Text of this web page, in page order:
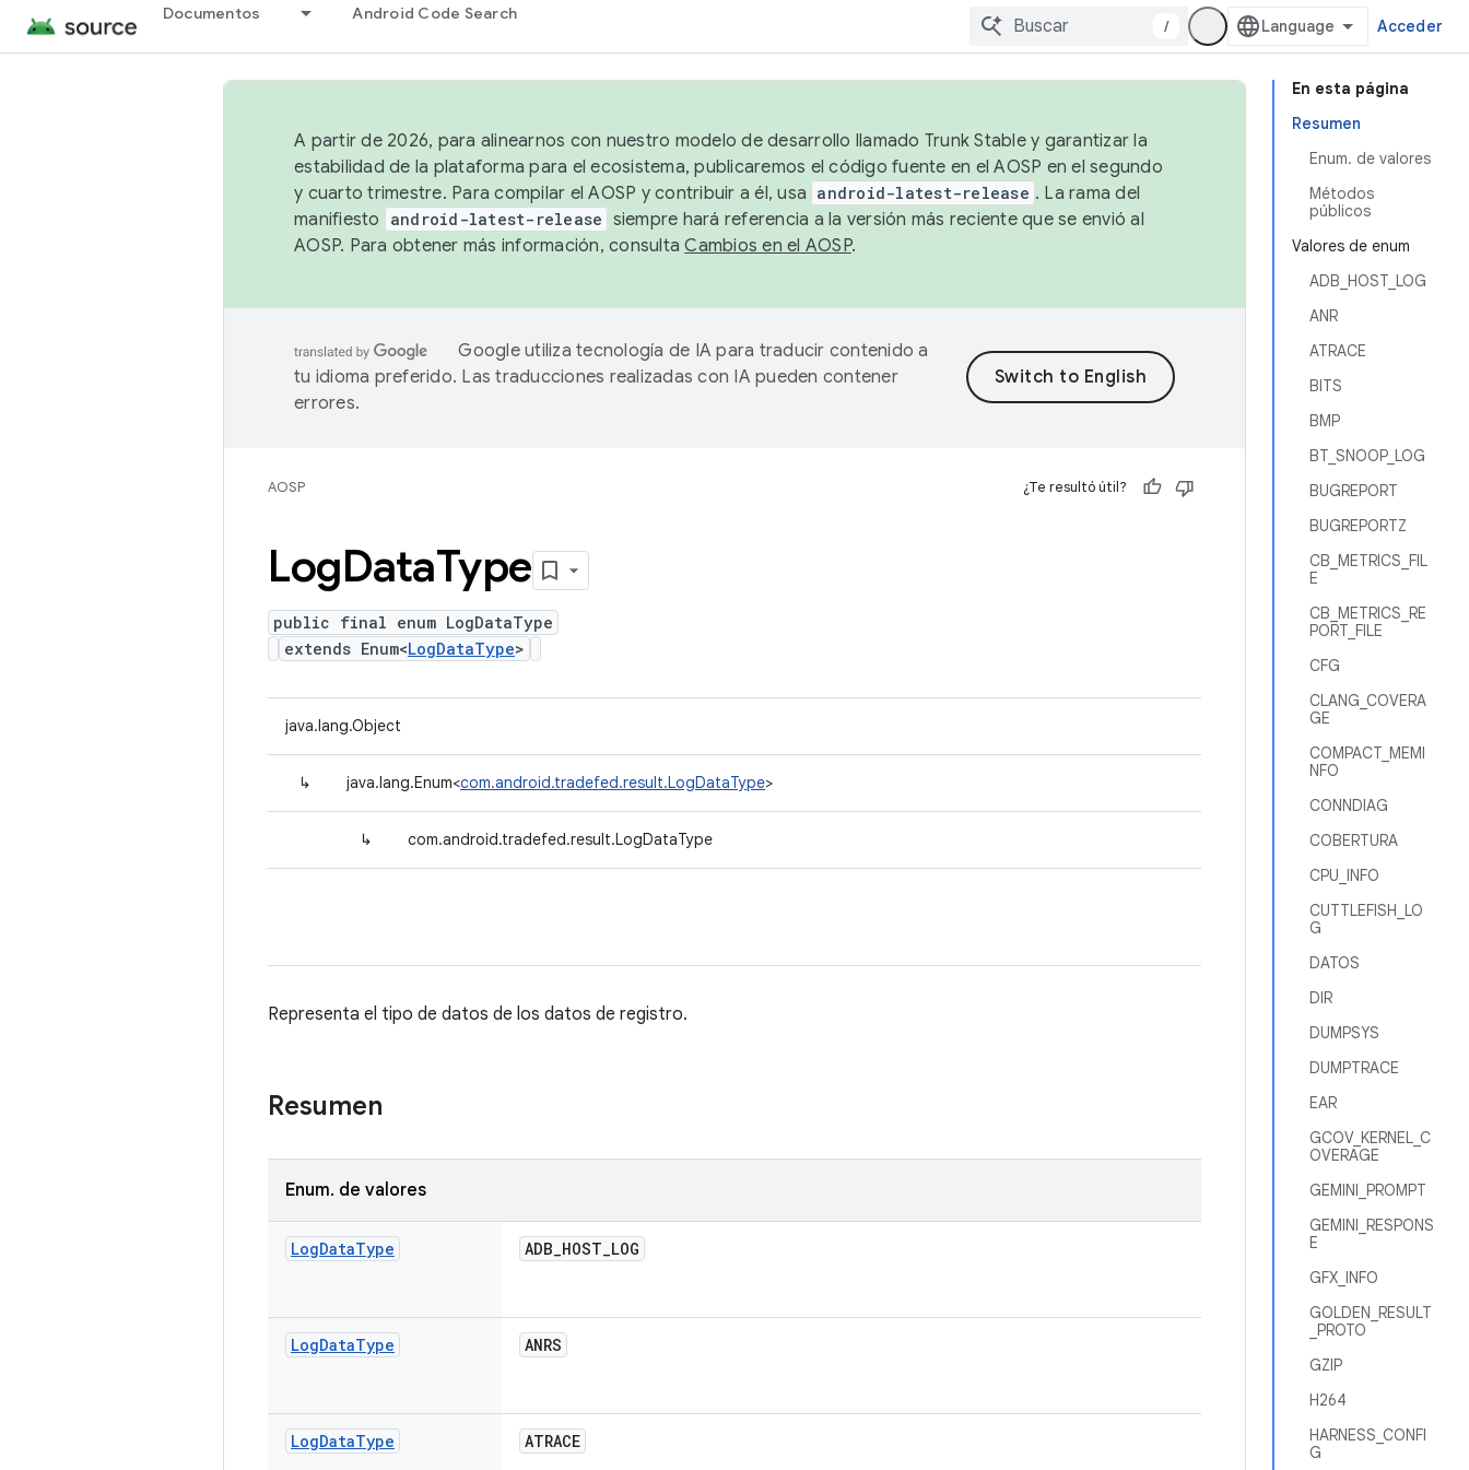
Documentos Android Code Search
/ Acceder
En esta página
Resumen
Enum. de valores
Métodos
públicos
Valores de enum
ADB_HOST_LOG
ANR
ATRACE
BITS
BMP
BT_SNOOP_LOG
BUGREPORT
BUGREPORTZ
CB_METRICS_FIL
E
CB_METRICS_RE
PORT_FILE
CFG
CLANG_COVERA
GE
COMPACT_MEMI
NFO
CONNDIAG
COBERTURA
CPU_INFO
CUTTLEFISH_LO
G
DATOS
DIR
DUMPSYS
DUMPTRACE
EAR
GCOV_KERNEL_C
OVERAGE
GEMINI_PROMPT
GEMINI_RESPONS
E
GFX_INFO
GOLDEN_RESULT
_PROTO
GZIP
H264
HARNESS_CONFI
G
A partir de 2026, para alinearnos con nuestro modelo de desarrollo llamado Trunk Stable y garantizar la
estabilidad de la plataforma para el ecosistema, publicaremos el código fuente en el AOSP en el segundo
y cuarto trimestre. Para compilar el AOSP y contribuir a él, usa android-latest-release . La rama del
manifiesto
android-latest-release siempre hará referencia a la versión más reciente que se envió al
AOSP. Para obtener más información, consultaCambios en el AOSP.
Google utiliza tecnología de IA para traducir contenido a
tu idioma preferido. Las traducciones realizadas con IA pueden contener
errores.
AOSP ¿Te resultó útil?
LogDataType
public final enum LogDataType
extends Enum<LogDataType>
java.lang.Object
↳ java.lang.Enum<com.android.tradefed.result.LogDataType>
↳ com.android.tradefed.result.LogDataType
Representa el tipo de datos de los datos de registro.
Resumen
Enum. de valores
LogDataType ADB_HOST_LOG
LogDataType ANRS
LogDataType ATRACE